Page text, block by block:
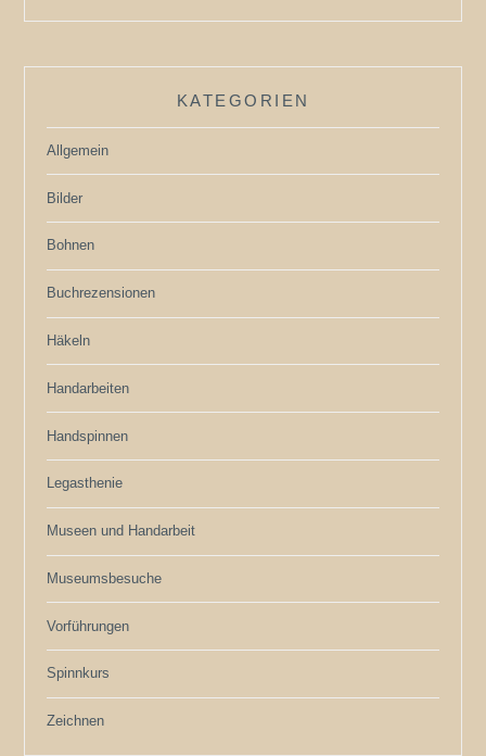
KATEGORIEN
Allgemein
Bilder
Bohnen
Buchrezensionen
Häkeln
Handarbeiten
Handspinnen
Legasthenie
Museen und Handarbeit
Museumsbesuche
Vorführungen
Spinnkurs
Zeichnen